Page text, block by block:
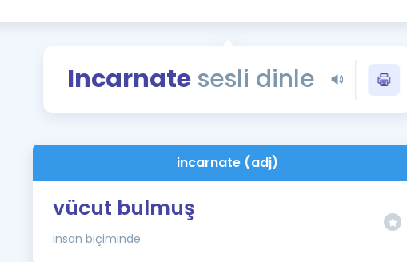
YDS - YÖKDİL
İngilizce Gramer
Incarnate sesli dinle
incarnate (adj)
vücut bulmuş
insan biçiminde